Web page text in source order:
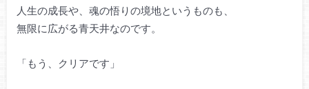
人生の成長や、魂の悟りの境地というものも、
無限に広がる青天井なのです。
「もう、クリアです」